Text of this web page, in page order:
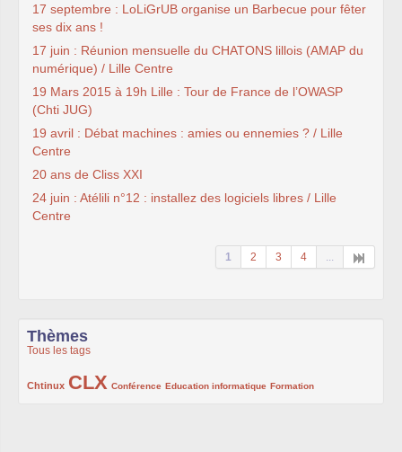
17 septembre : LoLiGrUB organise un Barbecue pour fêter
ses dix ans !
17 juin : Réunion mensuelle du CHATONS lillois (AMAP du
numérique) / Lille Centre
19 Mars 2015 à 19h Lille : Tour de France de l’OWASP
(Chti JUG)
19 avril : Débat machines : amies ou ennemies ? / Lille
Centre
20 ans de Cliss XXI
24 juin : Atélili n°12 : installez des logiciels libres / Lille
Centre
1 2 3 4 ...
Thèmes
Tous les tags
Chtinux
222/1002CLX
1002/1002 Conférence
132/1002 Education informatique
119/1002 Formation
168/1002